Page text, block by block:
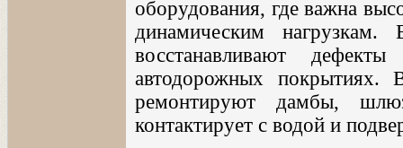
оборудования, где важна
динамическим
восстанавливают
автодорожных покрытиях.
ремонтируют дамбы,
контактирует с водой и